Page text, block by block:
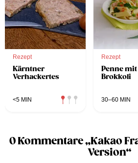
Rezept
Kärntner
Verhackertes
<5 MIN
Rezept
Penne mit
Brokkoli
30–60 MIN
0 Kommentare „Kakao
Version“